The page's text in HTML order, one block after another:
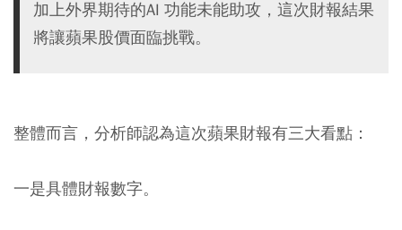
加上外界期待的AI 功能未能助攻，這次財報結果
將讓蘋果股價面臨挑戰。
整體而言，分析師認為這次蘋果財報有三大看點：
一是具體財報數字。